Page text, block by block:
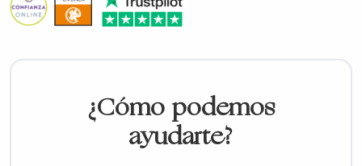
¿Cómo podemos
ayudarte?